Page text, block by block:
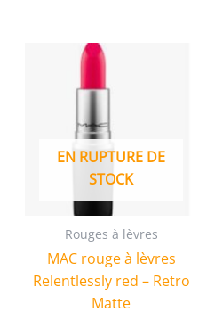
EN RUPTURE DE
STOCK
Rouges à lèvres
MAC rouge à lèvres
Relentlessly red – Retro
Matte